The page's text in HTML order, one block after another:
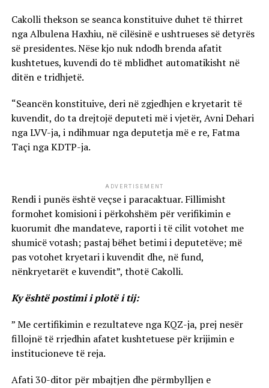
Cakolli thekson se seanca konstituive duhet të thirret
nga Albulena Haxhiu, në cilësinë e ushtrueses së detyrës
së presidentes. Nëse kjo nuk ndodh brenda afatit
kushtetues, kuvendi do të mblidhet automatikisht në
ditën e tridhjetë.
“Seancën konstituive, deri në zgjedhjen e kryetarit të
kuvendit, do ta drejtojë deputeti më i vjetër, Avni Dehari
nga LVV-ja, i ndihmuar nga deputetja më e re, Fatma
Taçi nga KDTP-ja.
ADVERTISEMENT
Rendi i punës është veçse i paracaktuar. Fillimisht
formohet komisioni i përkohshëm për verifikimin e
kuorumit dhe mandateve, raporti i të cilit votohet me
shumicë votash; pastaj bëhet betimi i deputetëve; më
pas votohet kryetari i kuvendit dhe, në fund,
nënkryetarët e kuvendit”, thotë Cakolli.
Ky është postimi i plotë i tij:
” Me certifikimin e rezultateve nga KQZ-ja, prej nesër
fillojnë të rrjedhin afatet kushtetuese për krijimin e
institucioneve të reja.
Afati 30-ditor për mbajtjen dhe përmbylljen e